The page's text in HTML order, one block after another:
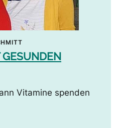
GESUNDEN
Vitamine spenden